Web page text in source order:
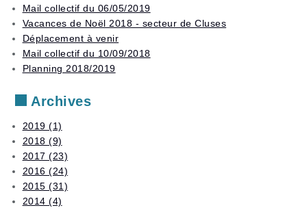
aux
examens
Autres
services
descolarisés
StagesMail collectif du 06/05/2019
Vacances de Noël 2018 - secteur de Cluses
Déplacement à venir
Mail collectif du 10/09/2018
Planning 2018/2019
Archives
2019 (1)
2018 (9)
2017 (23)
2016 (24)
2015 (31)
2014 (4)